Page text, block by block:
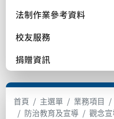
法制作業參考資料
校友服務
捐贈資訊
首頁 主選單 業務項目
防治教育及宣導
觀念